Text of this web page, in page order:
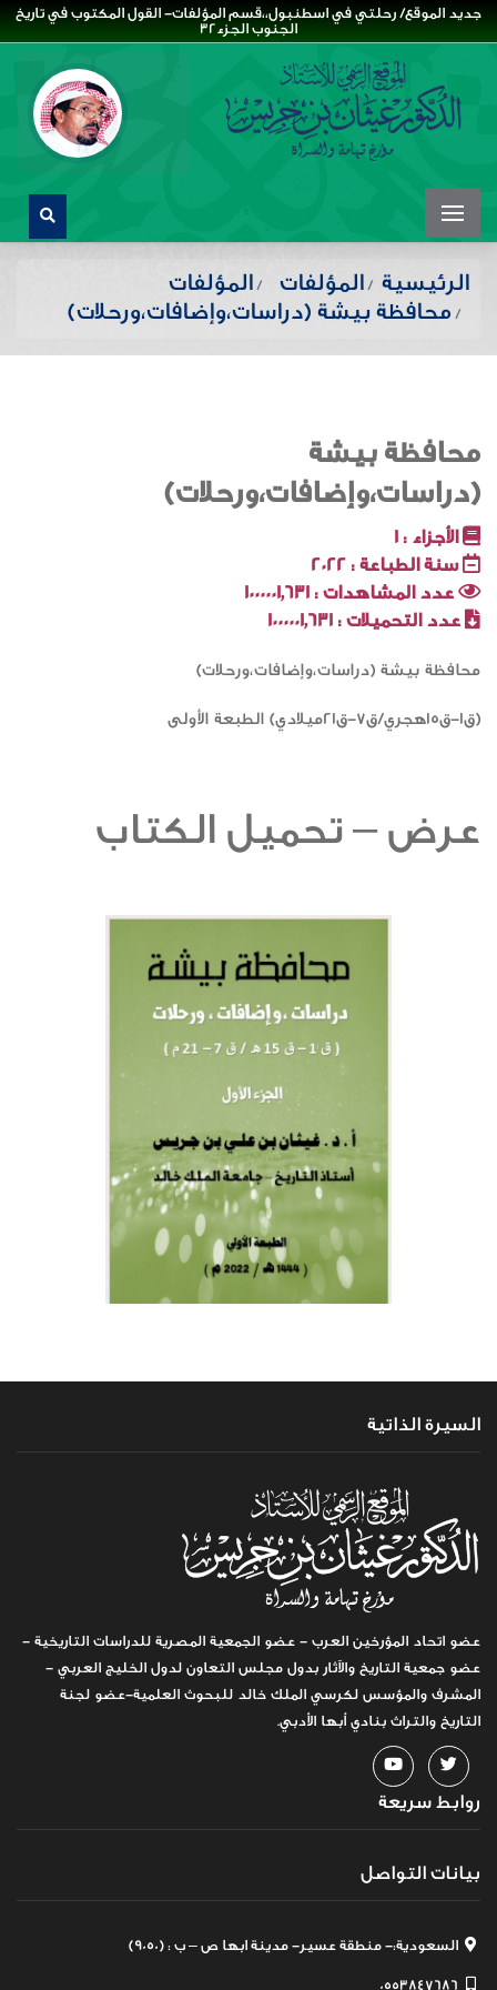
جديد الموقع/ رحلتي في اسطنبول،،قسم المؤلفات- القول المكتوب في تاريخ
الجنوب الجزء32
الرئيسية المؤلفات
المؤلفات
محافظة بيشة (دراسات،وإضافات،ورحلات)
محافظة بيشة
(دراسات،وإضافات،ورحلات)
الأجزاء : 1
سنة الطباعة : 2022
عدد المشاهدات : 1000001٬631
عدد التحميلات : 1000001٬631
محافظة بيشة (دراسات،وإضافات،ورحلات)
(ق١-ق١٥هجري/ق٧-ق٢١ميلادي) الطبعة الأولى
عرض – تحميل الكتاب
السيرة الذاتية
عضو اتحاد المؤرخين العرب - عضو الجمعية المصرية للدراسات التاريخية -
عضو جمعية التاريخ والآثار بدول مجلس التعاون لدول الخليج العربي -
المشرف والمؤسس لكرسي الملك خالد للبحوث العلمية-عضو لجنة
التاريخ والتراث بنادي أبها الأدبي.
روابط سريعة
بيانات التواصل
السعودية:- منطقة عسير- مدينة ابها ص – ب : (9050)
0553847686